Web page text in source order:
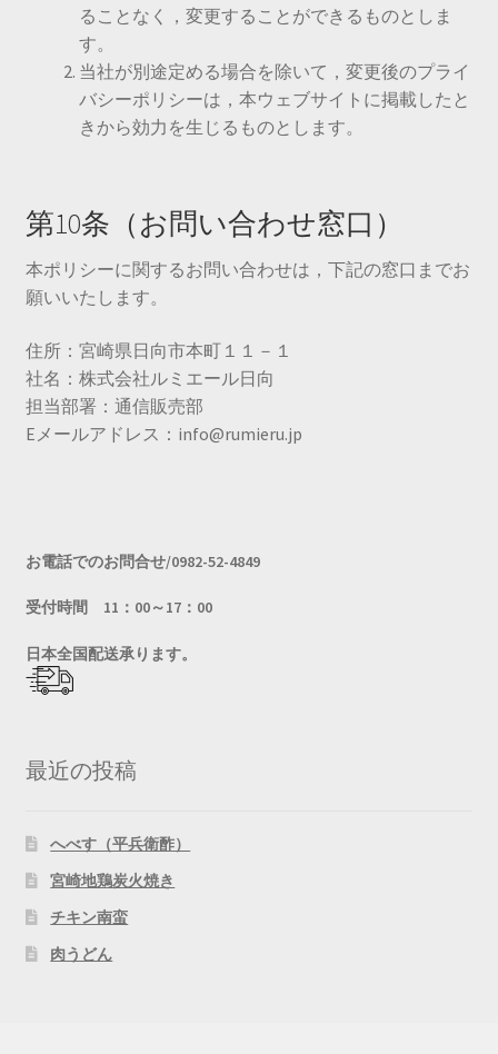
ることなく，変更することができるものとしま
す。
当社が別途定める場合を除いて，変更後のプライ
バシーポリシーは，本ウェブサイトに掲載したと
きから効力を生じるものとします。
第10条（お問い合わせ窓口）
本ポリシーに関するお問い合わせは，下記の窓口までお
願いいたします。
住所：宮崎県日向市本町１１－１
社名：株式会社ルミエール日向
担当部署：通信販売部
Eメールアドレス：info@rumieru.jp
お電話でのお問合せ/0982-52-4849
受付時間 11：00～17：00
日本全国配送承ります。
最近の投稿
へべす（平兵衛酢）
宮崎地鶏炭火焼き
チキン南蛮
肉うどん